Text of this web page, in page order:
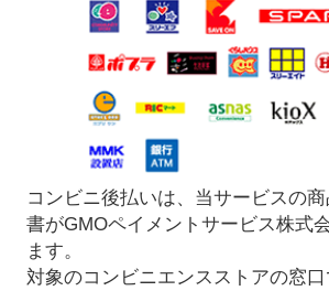
コンビニ後払いは、当サービスの
書がGMOペイメントサービス株式
ます。
対象のコンビニエンスストアの窓